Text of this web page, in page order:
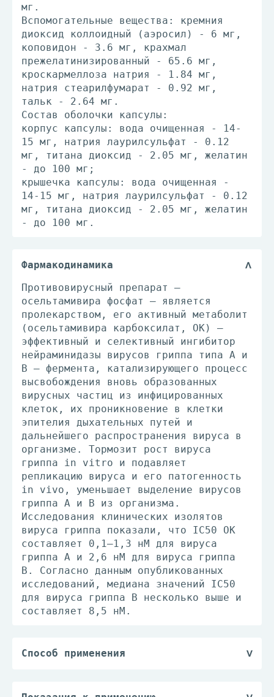
мг.
Вспомогательные вещества: кремния
диоксид коллоидный (аэросил) - 6 мг,
коповидон - 3.6 мг, крахмал
прежелатинизированный - 65.6 мг,
кроскармеллоза натрия - 1.84 мг,
натрия стеарилфумарат - 0.92 мг,
тальк - 2.64 мг.
Состав оболочки капсулы:
корпус капсулы: вода очищенная - 14-
15 мг, натрия лаурилсульфат - 0.12
мг, титана диоксид - 2.05 мг, желатин
- до 100 мг;
крышечка капсулы: вода очищенная -
14-15 мг, натрия лаурилсульфат - 0.12
мг, титана диоксид - 2.05 мг, желатин
- до 100 мг.
Фармакодинамика
Противовирусный препарат —
осельтамивира фосфат — является
пролекарством, его активный метаболит
(осельтамивира карбоксилат, ОК) —
эффективный и селективный ингибитор
нейраминидазы вирусов гриппа типа А и
В — фермента, катализирующего процесс
высвобождения вновь образованных
вирусных частиц из инфицированных
клеток, их проникновение в клетки
эпителия дыхательных путей и
дальнейшего распространения вируса в
организме. Тормозит рост вируса
гриппа in vitro и подавляет
репликацию вируса и его патогенность
in vivo, уменьшает выделение вирусов
гриппа А и В из организма.
Исследования клинических изолятов
вируса гриппа показали, что IC50 ОК
составляет 0,1–1,3 нМ для вируса
гриппа А и 2,6 нМ для вируса гриппа
В. Согласно данным опубликованных
исследований, медиана значений IC50
для вируса гриппа В несколько выше и
составляет 8,5 нМ.
Способ применения
Лечение